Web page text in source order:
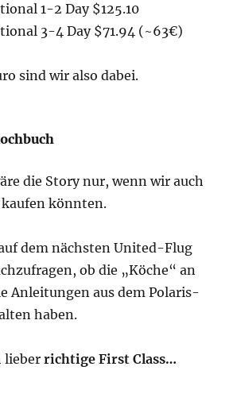
1-2 Day $125.10
3-4 Day $71.94 (~63€)
sind wir also dabei.
die Story nur, wenn wir auch
könnten.
dem nächsten United-Flug
ob die „Köche“ an
Anleitungen aus dem Polaris-
haben.
lieberrichtige First Class…